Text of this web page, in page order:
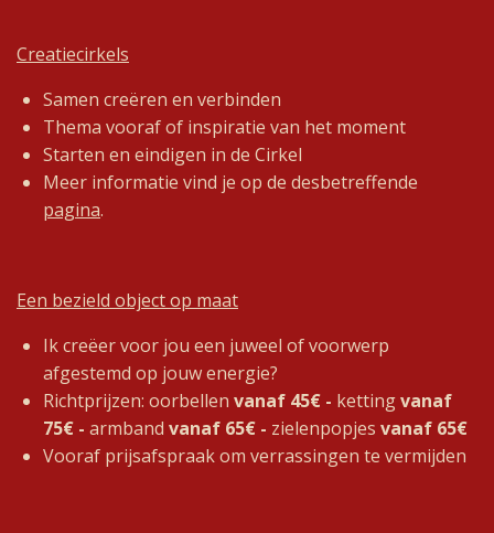
Creatiecirkels
Samen creëren en verbinden
Thema vooraf of inspiratie van het moment
Starten en eindigen in de Cirkel
Meer informatie vind je op de desbetreffende
pagina.
Een bezield object op maat
Ik creëer voor jou een juweel of voorwerp
afgestemd op jouw energie?
Richtprijzen: oorbellen vanaf 45€ - kettingvanaf
75€ - armband vanaf 65€ - zielenpopjes vanaf 65€
Vooraf prijsafspraak om verrassingen te vermijden